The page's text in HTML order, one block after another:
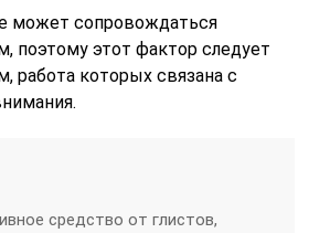
может сопровождаться
поэтому этот фактор следует
работа которых связана с
средство от глистов,